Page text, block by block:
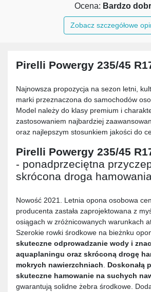
Ocena: Bardzo
Zobacz szczegółowe
Pirelli Powergy 235/45
Najnowsza propozycja na sezon letni,
marki przeznaczona do samochodów
Model należy do klasy premium i
zastosowaniem najbardziej
oraz najlepszym stosunkiem jakości do
Pirelli Powergy 235/45
- ponadprzeciętna
skrócona droga
Nowość 2021. Letnia opona osobowa
producenta zastała zaprojektowana z
osiągach w zróżnicowanych warunkach
Szerokie rowki środkowe na bieżnku
skuteczne odprowadzanie wody i
aquaplaningu oraz skróconą drogę
mokrych nawierzchniach
Doskonałą
skuteczne hamowanie na suchych
gwarantują solidne żebra środkowe.